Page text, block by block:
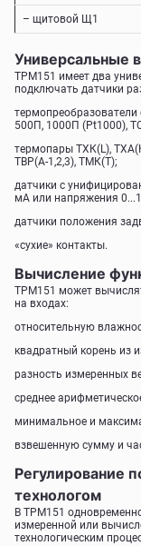
– щитовой Щ1
Универсальные
ТРМ151 имеет два
подключать датчики
500П, 1000П (Pt1000),
термопары TХК(L),
TВР(А-1,2,3), ТМК(Т);
датчики с
мА или напряжения
датчики положения
«сухие» контакты.
Вычисление
ТРМ151 может
на входах:
относительную
квадратный корень из
разность измеренных
среднее
минимальное и
взвешенную сумму и
Регулирование
технологом
В ТРМ151
измеренной или
технологическим